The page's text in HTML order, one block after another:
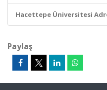
Hacettepe Üniversitesi
Paylaş